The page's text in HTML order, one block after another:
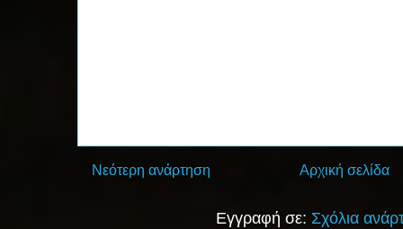
Νεότερη ανάρτηση Αρχική σελίδα
Εγγραφή σε: Σχόλια